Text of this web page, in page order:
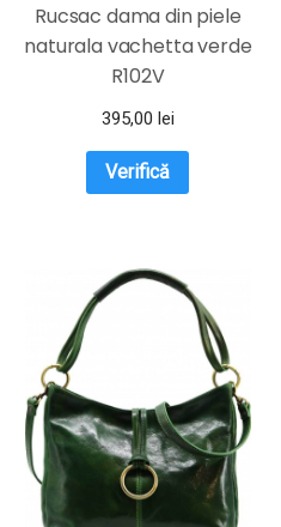
Rucsac dama din piele
naturala vachetta verde
R102V
395,00 lei
Verifică